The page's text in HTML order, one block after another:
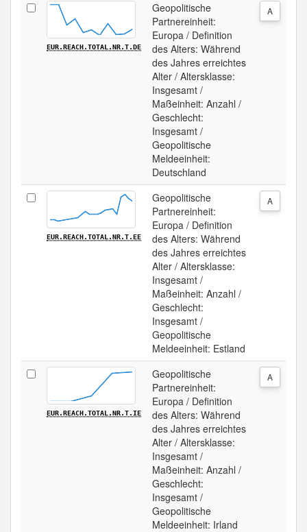
EUR.REACH.TOTAL.NR.T.DE
Geopolitische
Partnereinheit:
Europa / Definition
des Alters: Während
des Jahres erreichtes
Alter / Altersklasse:
Insgesamt /
Maßeinheit: Anzahl /
Geschlecht:
Insgesamt /
Geopolitische
Meldeeinheit:
Deutschland
A
EUR.REACH.TOTAL.NR.T.EE
Geopolitische
Partnereinheit:
Europa / Definition
des Alters: Während
des Jahres erreichtes
Alter / Altersklasse:
Insgesamt /
Maßeinheit: Anzahl /
Geschlecht:
Insgesamt /
Geopolitische
Meldeeinheit: Estland
A
EUR.REACH.TOTAL.NR.T.IE
Geopolitische
Partnereinheit:
Europa / Definition
des Alters: Während
des Jahres erreichtes
Alter / Altersklasse:
Insgesamt /
Maßeinheit: Anzahl /
Geschlecht:
Insgesamt /
Geopolitische
Meldeeinheit: Irland
A